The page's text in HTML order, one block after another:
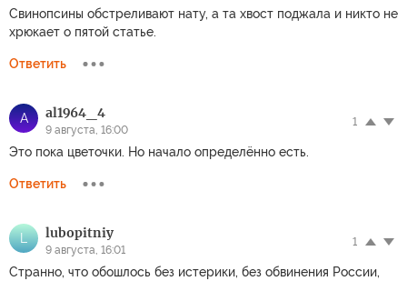
Свинопсины обстреливают нату, а та хвост поджала и никто не
хрюкает о пятой статье.
Ответить
A al1964_4
9 августа, 16:00
1
Это пока цветочки. Но начало определённо есть.
Ответить
L lubopitniy
9 августа, 16:01
1
Странно, что обошлось без истерики, без обвинения России,